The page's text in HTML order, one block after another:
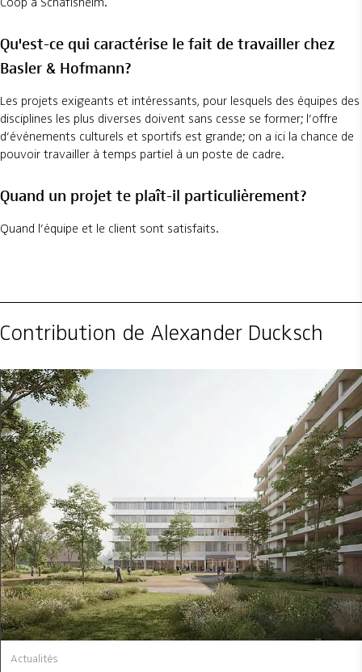
Qu'est-ce qui caractérise le fait de travailler chez
Basler & Hofmann?
Les projets exigeants et intéressants, pour lesquels des équipes des
disciplines les plus diverses doivent sans cesse se former; l’offre
d’événements culturels et sportifs est grande; on a ici la chance de
pouvoir travailler à temps partiel à un poste de cadre.
Quand un projet te plaît-il particulièrement?
Quand l’équipe et le client sont satisfaits.
Contribution de Alexander Ducksch
Actualités